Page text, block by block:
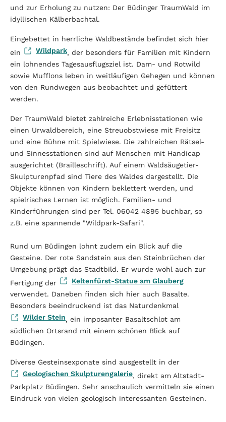
und zur Erholung zu nutzen: Der Büdinger TraumWald im
idyllischen Kälberbachtal.
Eingebettet in herrliche Waldbestände befindet sich hier
ein
Wildpark, der besonders für Familien mit Kindern
ein lohnendes Tagesausflugsziel ist. Dam- und Rotwild
sowie Mufflons leben in weitläufigen Gehegen und können
von den Rundwegen aus beobachtet und gefüttert
werden.
Der TraumWald bietet zahlreiche Erlebnisstationen wie
einen Urwaldbereich, eine Streuobstwiese mit Freisitz
und eine Bühne mit Spielwiese. Die zahlreichen Rätsel-
und Sinnesstationen sind auf Menschen mit Handicap
ausgerichtet (Brailleschrift). Auf einem Waldsäugetier-
Skulpturenpfad sind Tiere des Waldes dargestellt. Die
Objekte können von Kindern beklettert werden, und
spielrisches Lernen ist möglich. Familien- und
Kinderführungen sind per Tel. 06042 4895 buchbar, so
z.B. eine spannende "Wildpark-Safari".
Rund um Büdingen lohnt zudem ein Blick auf die
Gesteine. Der rote Sandstein aus den Steinbrüchen der
Umgebung prägt das Stadtbild. Er wurde wohl auch zur
Fertigung der
Keltenfürst-Statue am Glauberg
verwendet. Daneben finden sich hier auch Basalte.
Besonders beeindruckend ist das Naturdenkmal
Wilder Stein, ein imposanter Basaltschlot am
südlichen Ortsrand mit einem schönen Blick auf
Büdingen.
Diverse Gesteinsexponate sind ausgestellt in der
Geologischen Skulpturengalerie , direkt am Altstadt-
Parkplatz Büdingen. Sehr anschaulich vermitteln sie einen
Eindruck von vielen geologisch interessanten Gesteinen.